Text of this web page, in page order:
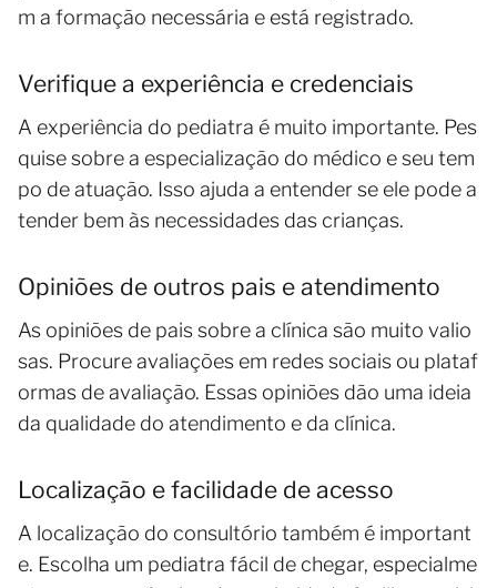
m a formação necessária e está registrado.
Verifique a experiência e credenciais
A experiência do pediatra é muito importante. Pes
quise sobre a especialização do médico e seu tem
po de atuação. Isso ajuda a entender se ele pode a
tender bem às necessidades das crianças.
Opiniões de outros pais e atendimento
As opiniões de pais sobre a clínica são muito valio
sas. Procure avaliações em redes sociais ou plataf
ormas de avaliação. Essas opiniões dão uma ideia
da qualidade do atendimento e da clínica.
Localização e facilidade de acesso
A localização do consultório também é important
e. Escolha um pediatra fácil de chegar, especialme